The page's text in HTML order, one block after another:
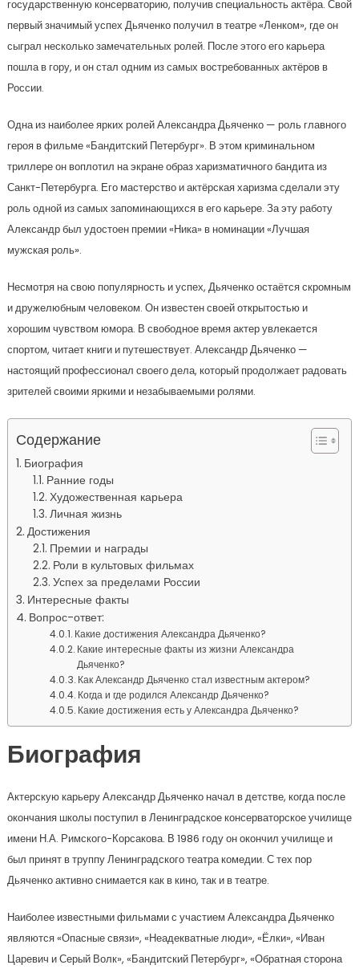
государственную консерваторию, получив специальность актёра. Свой
первый значимый успех Дьяченко получил в театре «Ленком», где он
сыграл несколько замечательных ролей. После этого его карьера
пошла в гору, и он стал одним из самых востребованных актёров в
России.
Одна из наиболее ярких ролей Александра Дьяченко — роль главного
героя в фильме «Бандитский Петербург». В этом криминальном
триллере он воплотил на экране образ харизматичного бандита из
Санкт-Петербурга. Его мастерство и актёрская харизма сделали эту
роль одной из самых запоминающихся в его карьере. За эту работу
Александр был удостоен премии «Ника» в номинации «Лучшая
мужская роль».
Несмотря на свою популярность и успех, Дьяченко остаётся скромным
и дружелюбным человеком. Он известен своей открытостью и
хорошим чувством юмора. В свободное время актер увлекается
спортом, читает книги и путешествует. Александр Дьяченко —
настоящий профессионал своего дела, который продолжает радовать
зрителей своими яркими и незабываемыми ролями.
Содержание
Биография
Ранние годы
Художественная карьера
Личная жизнь
Достижения
Премии и награды
Роли в культовых фильмах
Успех за пределами России
Интересные факты
Вопрос-ответ:
Какие достижения Александра Дьяченко?
Какие интересные факты из жизни Александра
Дьяченко?
Как Александр Дьяченко стал известным актером?
Когда и где родился Александр Дьяченко?
Какие достижения есть у Александра Дьяченко?
Биография
Актерскую карьеру Александр Дьяченко начал в детстве, когда после
окончания школы поступил в Ленинградское консерваторское училище
имени Н.А. Римского-Корсакова. В 1986 году он окончил училище и
был принят в труппу Ленинградского театра комедии. С тех пор
Дьяченко активно снимается как в кино, так и в театре.
Наиболее известными фильмами с участием Александра Дьяченко
являются «Опасные связи», «Неадекватные люди», «Ёлки», «Иван
Царевич и Серый Волк», «Бандитский Петербург», «Обратная сторона